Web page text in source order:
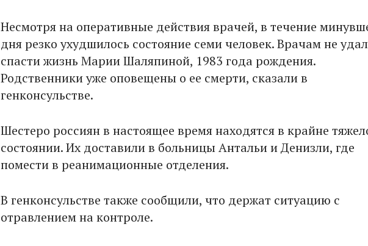
Несмотря на оперативные действия врачей, в течение
дня резко ухудшилось состояние семи человек. Врачам не
спасти жизнь Марии Шаляпиной, 1983 года рождения.
Родственники уже оповещены о ее смерти, сказали в
генконсульстве.
Шестеро россиян в настоящее время находятся в крайне
состоянии. Их доставили в больницы Антальи и Денизли, где
помести в реанимационные отделения.
В генконсульстве также сообщили, что держат ситуацию с
отравлением на контроле.